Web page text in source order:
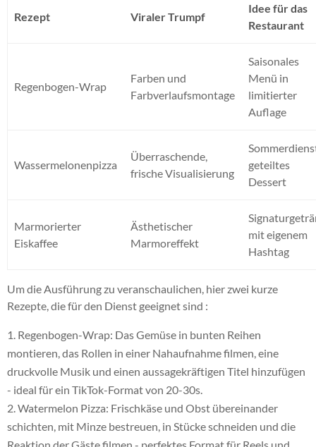
Rezept Viraler Trumpf
Idee für das
Restaurant
Regenbogen-Wrap
Farben und
Farbverlaufsmontage
Saisonales
Menü in
limitierter
Auflage
Wassermelonenpizza
Überraschende,
frische Visualisierung
geteiltes
Dessert
Marmorierter
Eiskaffee
Ästhetischer
Marmoreffekt
mit eigenem
Hashtag
Um die Ausführung zu veranschaulichen, hier zwei kurze
Rezepte, die für den Dienst geeignet sind :
Regenbogen-Wrap: Das Gemüse in bunten Reihen
montieren, das Rollen in einer Nahaufnahme filmen, eine
druckvolle Musik und einen aussagekräftigen Titel hinzufügen
- ideal für ein TikTok-Format von 20-30s.
Watermelon Pizza: Frischkäse und Obst übereinander
schichten, mit Minze bestreuen, in Stücke schneiden und die
Reaktion der Gäste filmen - perfektes Format für Reels und